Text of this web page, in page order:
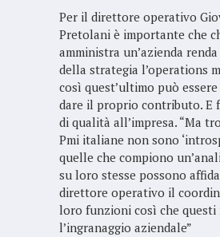
Per il direttore operativo
Pretolani è importante che
amministra un’azienda
della strategia l’operations
così quest’ultimo può
dare il proprio contributo. E
di qualità all’impresa. “Ma
Pmi italiane non sono
quelle che compiono
su loro stesse possono
direttore operativo il
loro funzioni così che
l’ingranaggio aziendale”